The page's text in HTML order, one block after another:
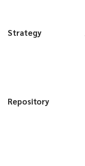
Strategy
Repository